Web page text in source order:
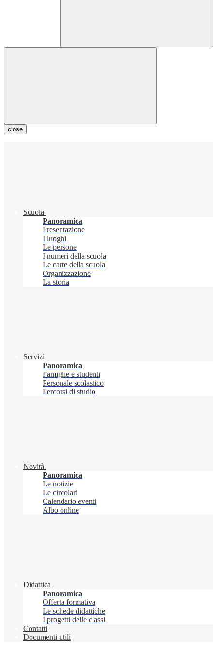
close
Scuola
Panoramica
Presentazione
I luoghi
Le persone
I numeri della scuola
Le carte della scuola
Organizzazione
La storia
Servizi
Panoramica
Famiglie e studenti
Personale scolastico
Percorsi di studio
Novità
Panoramica
Le notizie
Le circolari
Calendario eventi
Albo online
Didattica
Panoramica
Offerta formativa
Le schede didattiche
I progetti delle classi
Contatti
Documenti utili